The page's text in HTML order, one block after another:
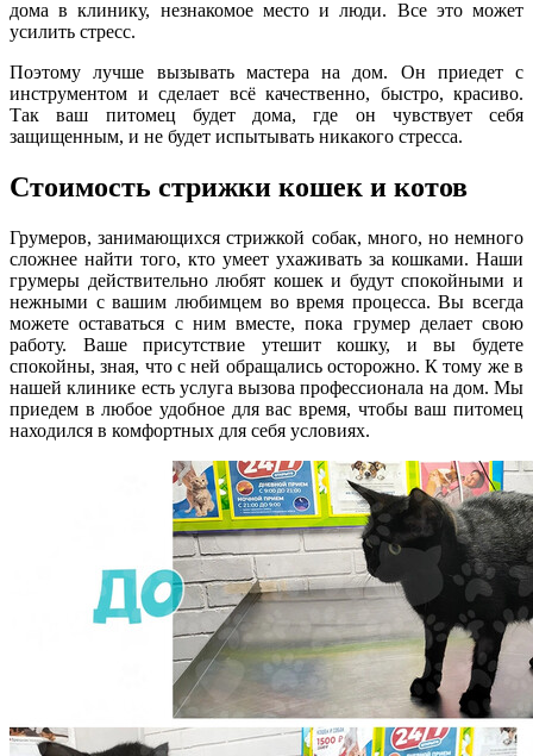
дома в клинику, незнакомое место и люди. Все это может
усилить стресс.
Поэтому лучше вызывать мастера на дом. Он приедет с
инструментом и сделает всё качественно, быстро, красиво.
Так ваш питомец будет дома, где он чувствует себя
защищенным, и не будет испытывать никакого стресса.
Стоимость стрижки кошек и котов
Грумеров, занимающихся стрижкой собак, много, но немного
сложнее найти того, кто умеет ухаживать за кошками. Наши
грумеры действительно любят кошек и будут спокойными и
нежными с вашим любимцем во время процесса. Вы всегда
можете оставаться с ним вместе, пока грумер делает свою
работу. Ваше присутствие утешит кошку, и вы будете
спокойны, зная, что с ней обращались осторожно. К тому же в
нашей клинике есть услуга вызова профессионала на дом. Мы
приедем в любое удобное для вас время, чтобы ваш питомец
находился в комфортных для себя условиях.